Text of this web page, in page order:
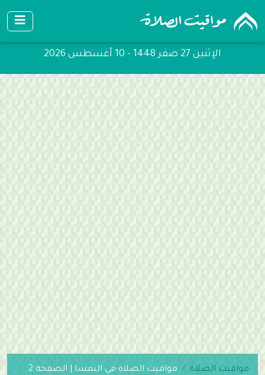
الإثنين 27 صفر 1448 - 10 أغسطس 2026
مواقيت الصلاة مواقيت الصلاة في النمسا | الصفحة 2